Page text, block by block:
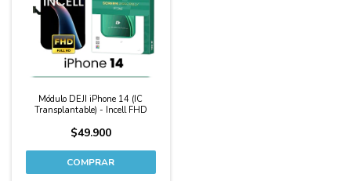
Módulo DEJI iPhone 14 (IC
Transplantable) - Incell FHD
$49.900